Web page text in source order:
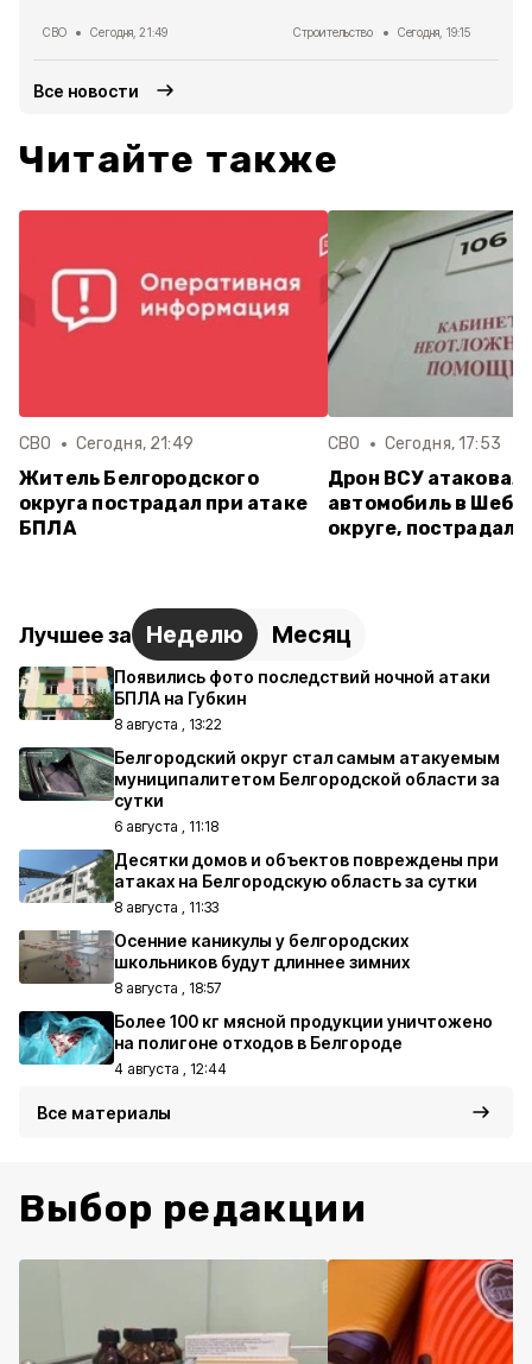
СВО Сегодня, 21:49 Строительство Сегодня, 19:15
Все новости
Читайте также
СВО Сегодня, 21:49
Житель Белгородского
округа пострадал при атаке
БПЛА
СВО Сегодня, 17:53
Дрон ВСУ атаковал
автомобиль в
округе, пострадал
Лучшее за Неделю Месяц
Появились фото последствий ночной атаки
БПЛА на Губкин
8 августа , 13:22
Белгородский округ стал самым атакуемым
муниципалитетом Белгородской области за
сутки
6 августа , 11:18
Десятки домов и объектов повреждены при
атаках на Белгородскую область за сутки
8 августа , 11:33
Осенние каникулы у белгородских
школьников будут длиннее зимних
8 августа , 18:57
Более 100 кг мясной продукции уничтожено
на полигоне отходов в Белгороде
4 августа , 12:44
Все материалы
Выбор редакции